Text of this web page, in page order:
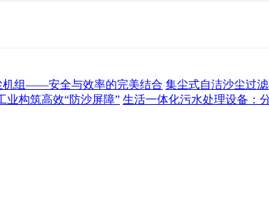
机组——安全与效率的完美结合 集尘式自洁沙尘过
构筑高效“防沙屏障” 生活一体化污水处理设备：